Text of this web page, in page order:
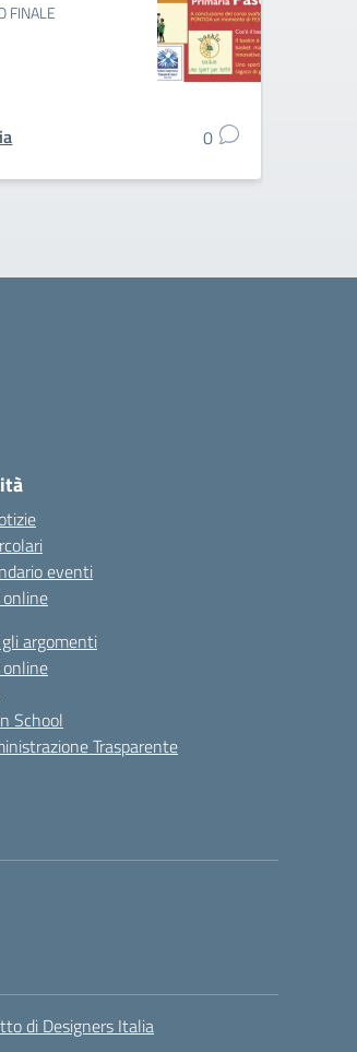
FINALE
0
eventi
argomenti
School
Trasparente
di Designers Italia